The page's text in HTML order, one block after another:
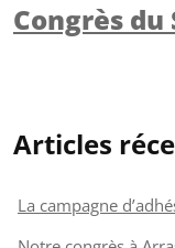
Congrès du
Articles
La campagne